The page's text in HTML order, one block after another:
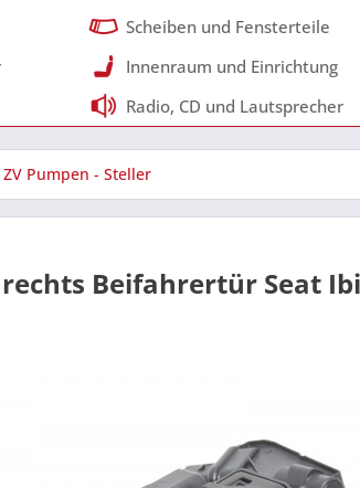
Scheiben und Fensterteile
Innenraum und Einrichtung
Radio, CD und Lautsprecher
ZV Pumpen - Steller
Beifahrertür Seat